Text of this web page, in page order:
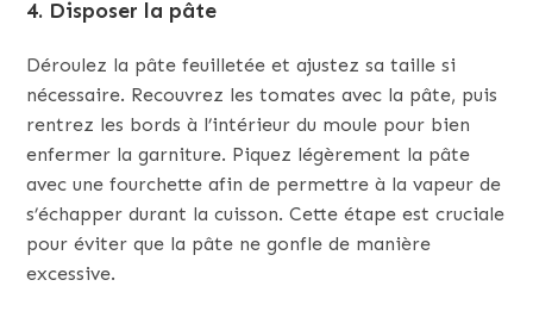
4. Disposer la pâte
Déroulez la pâte feuilletée et ajustez sa taille si
nécessaire. Recouvrez les tomates avec la pâte, puis
rentrez les bords à l’intérieur du moule pour bien
enfermer la garniture. Piquez légèrement la pâte
avec une fourchette afin de permettre à la vapeur de
s’échapper durant la cuisson. Cette étape est cruciale
pour éviter que la pâte ne gonfle de manière
excessive.